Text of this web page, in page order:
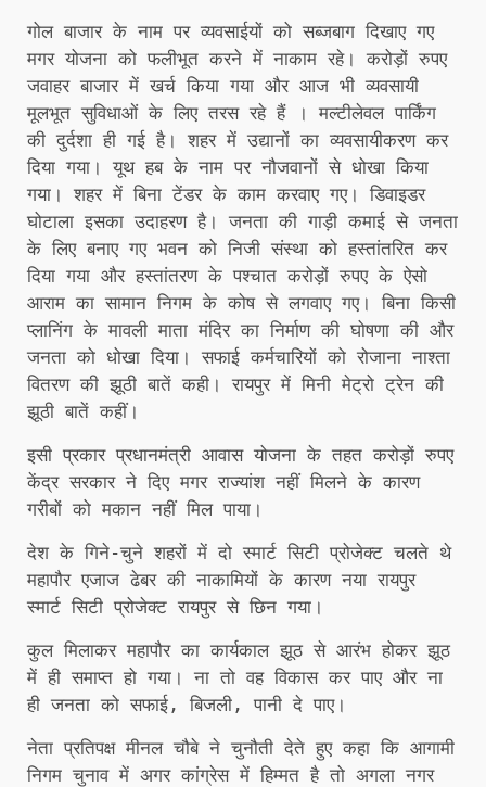
गोल बाजार के नाम पर व्यवसाईयों को सब्जबाग दिखाए गए
मगर योजना को फलीभूत करने में नाकाम रहे। करोड़ों रुपए
जवाहर बाजार में खर्च किया गया और आज भी व्यवसायी
मूलभूत सुविधाओं के लिए तरस रहे हैं । मल्टीलेवल पार्किंग
की दुर्दशा ही गई है। शहर में उद्यानों का व्यवसायीकरण कर
दिया गया। यूथ हब के नाम पर नौजवानों से धोखा किया
गया। शहर में बिना टेंडर के काम करवाए गए। डिवाइडर
घोटाला इसका उदाहरण है। जनता की गाड़ी कमाई से जनता
के लिए बनाए गए भवन को निजी संस्था को हस्तांतरित कर
दिया गया और हस्तांतरण के पश्चात करोड़ों रुपए के ऐसो
आराम का सामान निगम के कोष से लगवाए गए। बिना किसी
प्लानिंग के मावली माता मंदिर का निर्माण की घोषणा की और
जनता को धोखा दिया। सफाई कर्मचारियों को रोजाना नाश्ता
वितरण की झूठी बातें कही। रायपुर में मिनी मेट्रो ट्रेन की
झूठी बातें कहीं।
इसी प्रकार प्रधानमंत्री आवास योजना के तहत करोड़ों रुपए
केंद्र सरकार ने दिए मगर राज्यांश नहीं मिलने के कारण
गरीबों को मकान नहीं मिल पाया।
देश के गिने-चुने शहरों में दो स्मार्ट सिटी प्रोजेक्ट चलते थे
महापौर एजाज ढेबर की नाकामियों के कारण नया रायपुर
स्मार्ट सिटी प्रोजेक्ट रायपुर से छिन गया।
कुल मिलाकर महापौर का कार्यकाल झूठ से आरंभ होकर झूठ
में ही समाप्त हो गया। ना तो वह विकास कर पाए और ना
ही जनता को सफाई, बिजली, पानी दे पाए।
नेता प्रतिपक्ष मीनल चौबे ने चुनौती देते हुए कहा कि आगामी
निगम चुनाव में अगर कांग्रेस में हिम्मत है तो अगला नगर